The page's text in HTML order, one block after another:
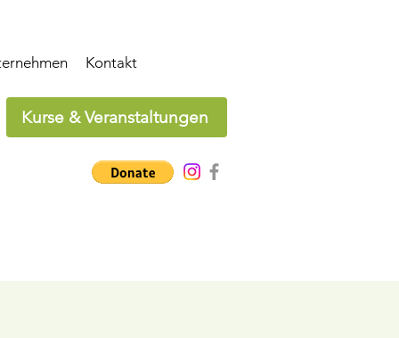
Kontakt
Kurse & Veranstaltungen